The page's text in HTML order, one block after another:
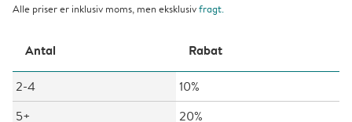
Alle priser er inklusiv moms, men eksklusivfragt.
Antal Rabat
2-4
10%
5+
20%